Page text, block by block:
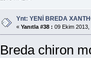
Ynt: YENİ BREDA
« Yanıtla #38 : 09 Ekim 2013,
Breda chiron